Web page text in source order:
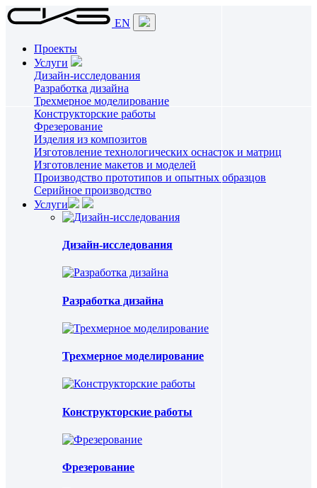
EN
Проекты
Услуги
Дизайн-исследования
Разработка дизайна
Трехмерное моделирование
Конструкторские работы
Фрезерование
Изделия из композитов
Изготовление технологических оснасток и матриц
Изготовление макетов и моделей
Производство прототипов и опытных образцов
Серийное производство
Услуги
Дизайн-исследования
Разработка дизайна
Трехмерное моделирование
Конструкторские работы
Фрезерование